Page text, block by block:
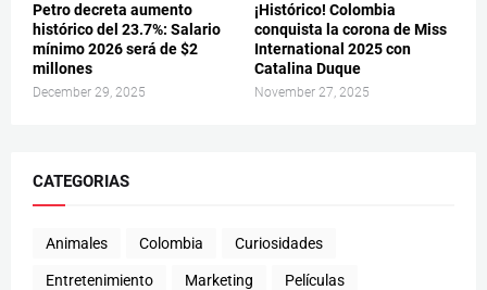
Petro decreta aumento
histórico del 23.7%: Salario
mínimo 2026 será de $2
millones
December 29, 2025
¡Histórico! Colombia
conquista la corona de Miss
International 2025 con
Catalina Duque
November 27, 2025
CATEGORIAS
Animales Colombia Curiosidades
Entretenimiento Marketing Películas